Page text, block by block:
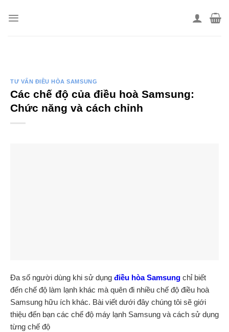
TƯ VẤN ĐIỀU HÒA SAMSUNG
Các chế độ của điều hoà Samsung:
Chức năng và cách chỉnh
Đa số người dùng khi sử dụng điều hòa Samsung chỉ biết
đến chế độ làm lạnh khác mà quên đi nhiều chế độ điều hoà
Samsung hữu ích khác. Bài viết dưới đây chúng tôi sẽ giới
thiệu đến bạn các chế độ máy lạnh Samsung và cách sử dụng
từng chế độ